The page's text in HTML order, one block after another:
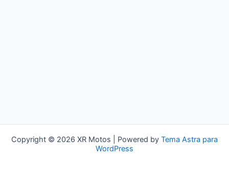
Copyright © 2026 XR Motos | Powered by Tema Astra para
WordPress